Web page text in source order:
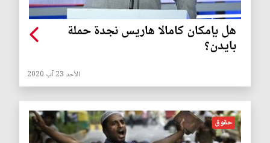
هل بإمكان كامالا هاريس نجدة حملة
بايدن؟
الأحد 23 آب 2020
حقوق